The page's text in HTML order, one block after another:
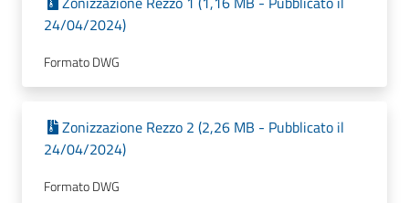
24/04/2024)
Formato DWG
Zonizzazione Rezzo 2 (2,26 MB - Pubblicato il
24/04/2024)
Formato DWG